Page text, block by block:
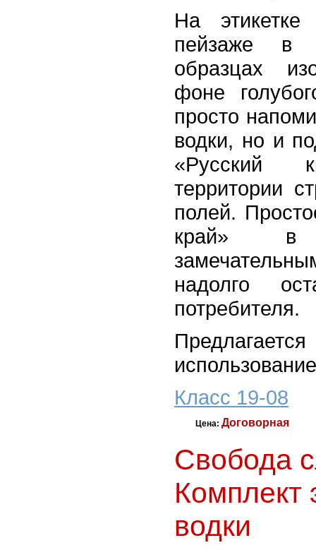
На
пейзаже в
образцах
фоне
просто
водки, но и
«Русский
территории
полей.
край» в
надолго
потребителя.
Класс 19-08
Цена: Договорная
Свобода
Комплект
водки